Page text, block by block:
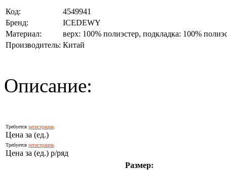
Код:
4549941
Бренд:
ICEDEWY
Материал:
верх: 100% полиэстер, подкладка: 100%
Производитель: Китай
Описание:
Требуется регистрация
Цена за (ед.)
Требуется регистрация
Цена за (ед.) р/ряд
Размер: